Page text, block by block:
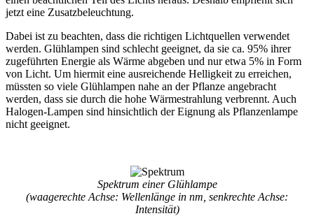
jetzt eine Zusatzbeleuchtung.
Dabei ist zu beachten, dass die richtigen Lichtquellen verwendet
werden. Glühlampen sind schlecht geeignet, da sie ca. 95% ihrer
zugeführten Energie als Wärme abgeben und nur etwa 5% in Form
von Licht. Um hiermit eine ausreichende Helligkeit zu erreichen,
müssten so viele Glühlampen nahe an der Pflanze angebracht
werden, dass sie durch die hohe Wärmestrahlung verbrennt. Auch
Halogen-Lampen sind hinsichtlich der Eignung als Pflanzenlampe
nicht geeignet.
Spektrum einer Glühlampe
(waagerechte Achse: Wellenlänge in nm, senkrechte Achse:
Intensität)